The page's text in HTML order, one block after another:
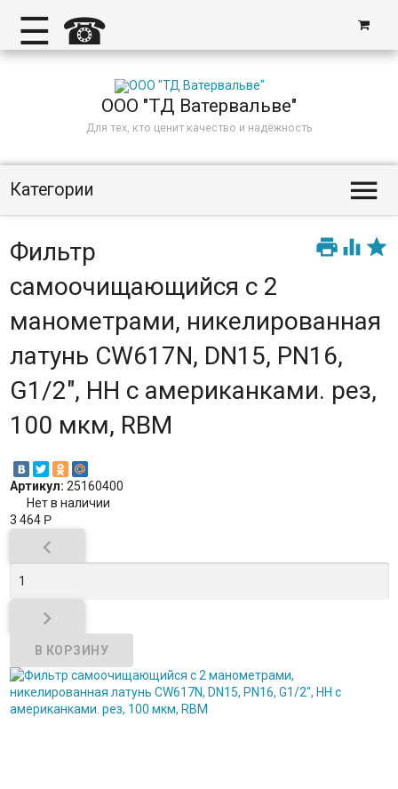
☰ ☎
ООО "ТД Ватервальве"
Для тех, кто ценит качество и надёжность
Категории 
  
Фильтр
самоочищающийся с 2
манометрами, никелированная
латунь CW617N, DN15, PN16,
G1/2", НН с американками. рез,
100 мкм, RBM
Артикул: 25160400
Нет в наличии
3 464 Р

